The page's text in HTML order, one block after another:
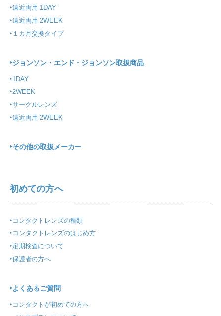
‣遠近両用 1DAY
‣遠近両用 2WEEK
‣ １カ月交換タイプ
‣ジョンソン・エンド・ジョンソン取扱商品
‣1DAY
‣2WEEK
‣サークルレンズ
‣遠近両用 2WEEK
‣その他の取扱メーカー
初めての方へ
‣ コンタクトレンズの種類
‣ コンタクトレンズのはじめ方
‣定期検査について
‣保護者の方へ
‣よくあるご質問
‣ コンタクトが初めての方へ